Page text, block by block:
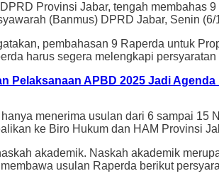
Provinsi Jabar, tengah membahas
(Banmus) DPRD Jabar, Senin (6/
pembahasan 9 Raperda untuk
harus segera melengkapi
Pelaksanaan APBD 2025 Jadi Agenda
menerima usulan dari 6 sampai
ke Biro Hukum dan HAM Provinsi
akademik. Naskah akademik
usulan Raperda berikut